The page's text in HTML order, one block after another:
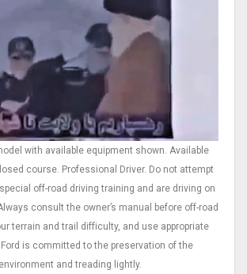
with available equipment shown. Available
course. Professional Driver. Do not attempt
off-road driving training and are driving on
consult the owner’s manual before off-road
terrain and trail difficulty, and use appropriate
is committed to the preservation of the
environment and treading lightly.